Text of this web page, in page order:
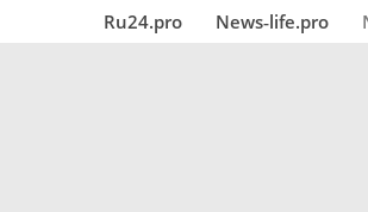
Ru24.pro News‑life.pro